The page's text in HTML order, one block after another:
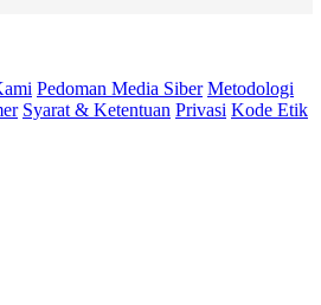
Pedoman Media Siber Metodologi
Syarat & Ketentuan Privasi Kode Etik